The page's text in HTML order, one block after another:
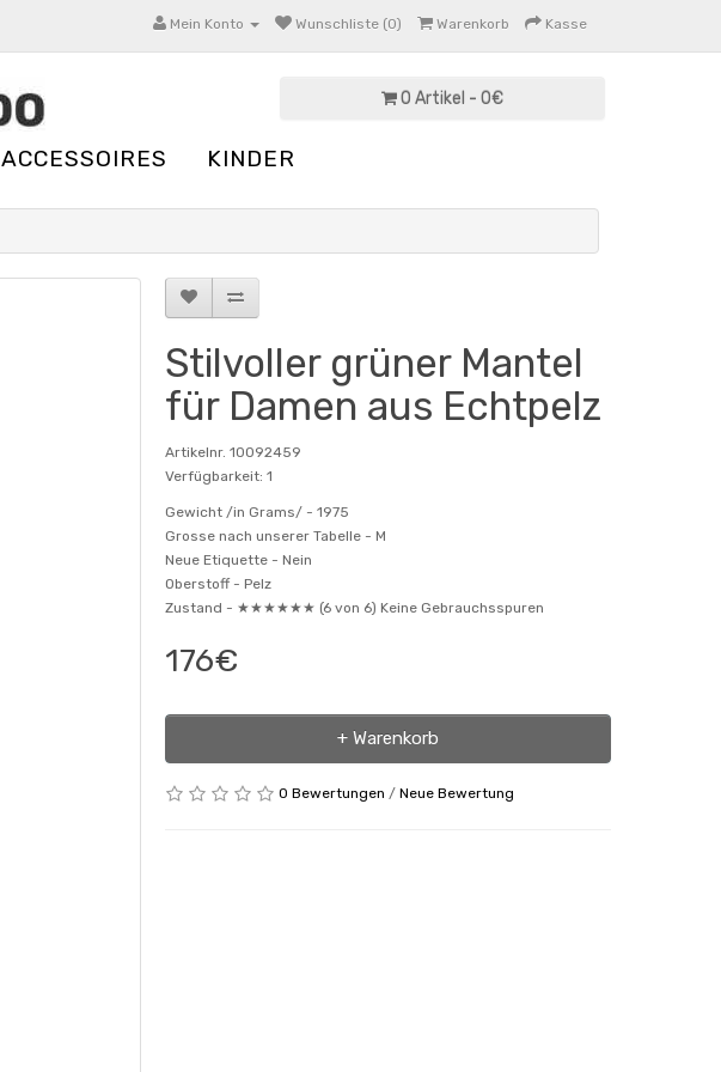
Mein Konto Wunschliste (0) Warenkorb Kasse
0 Artikel - 0€
ACCESSOIRES KINDER
Stilvoller grüner Mantel
für Damen aus Echtpelz
Artikelnr. 10092459
Verfügbarkeit: 1
Gewicht /in Grams/ - 1975
Grosse nach unserer Tabelle - M
Neue Etiquette - Nein
Oberstoff - Pelz
Zustand - ★★★★★★ (6 von 6) Keine Gebrauchsspuren
176€
+ Warenkorb
0 Bewertungen / Neue Bewertung